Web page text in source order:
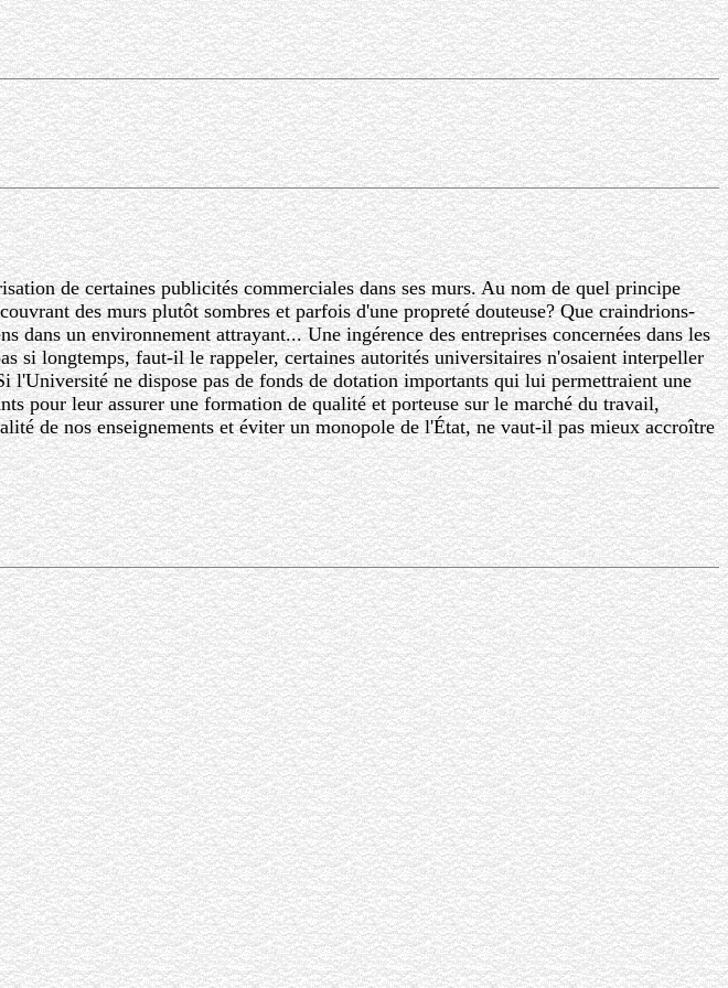
de certaines publicités commerciales dans ses murs. Au nom de quel principe
des murs plutôt sombres et parfois d'une propreté douteuse? Que craindrions-
un environnement attrayant... Une ingérence des entreprises concernées dans les
si longtemps, faut-il le rappeler, certaines autorités universitaires n'osaient interpeller
l'Université ne dispose pas de fonds de dotation importants qui lui permettraient une
pour leur assurer une formation de qualité et porteuse sur le marché du travail,
de nos enseignements et éviter un monopole de l'État, ne vaut-il pas mieux accroître